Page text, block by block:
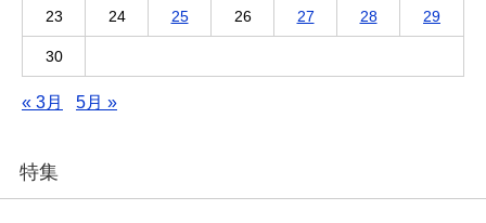
23 24 25 26 27 28 29
30
« 3月 5月 »
特集